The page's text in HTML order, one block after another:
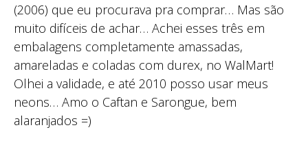
(2006) que eu procurava pra comprar… Mas são
muito difíceis de achar… Achei esses três em
embalagens completamente amassadas,
amareladas e coladas com durex, no WalMart!
Olhei a validade, e até 2010 posso usar meus
neons… Amo o Caftan e Sarongue, bem
alaranjados =)